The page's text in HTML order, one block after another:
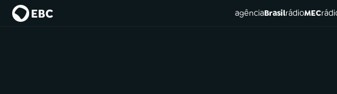
agênciaBrasilrádioMEC